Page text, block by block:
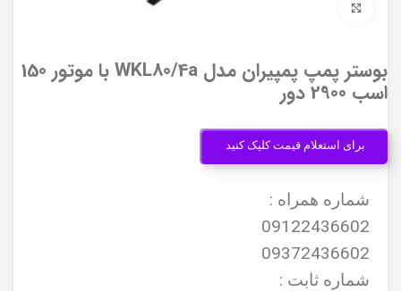
بوستر پمپ پمپیران مدل WKL80/4a با موتور 150
اسب 2900 دور
برای استعلام قیمت کلیک کنید
شماره همراه :
09122436602
09372436602
شماره ثابت :